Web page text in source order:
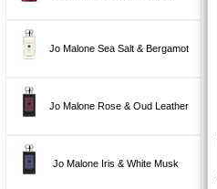
Jo Malone Sea Salt & Bergamot
Jo Malone Rose & Oud Leather
Jo Malone Iris & White Musk